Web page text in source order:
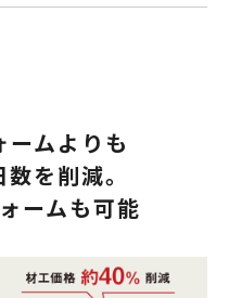
ームよりも
を削減。
ームも可能